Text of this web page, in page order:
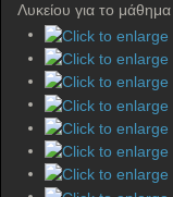
Λυκείου για το